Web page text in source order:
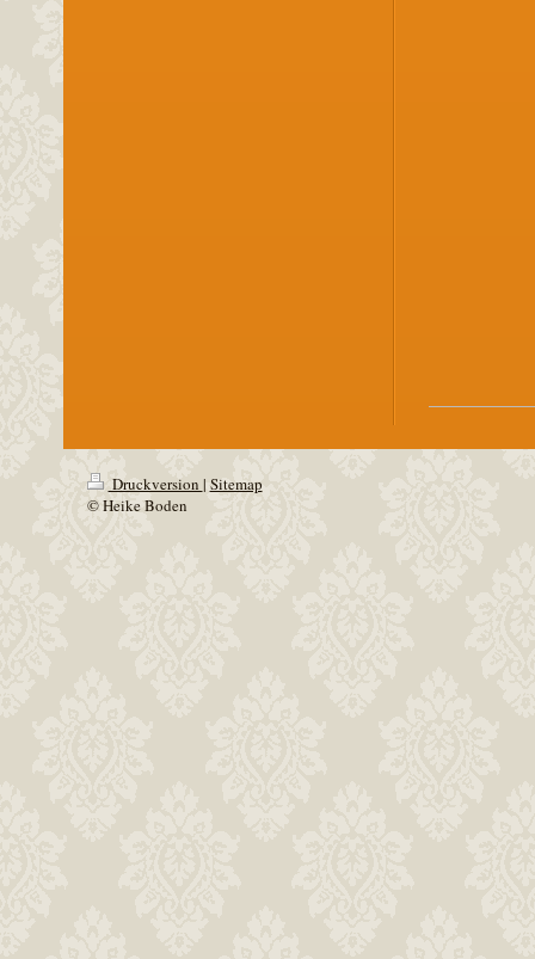
Druckversion | Sitemap
© Heike Boden